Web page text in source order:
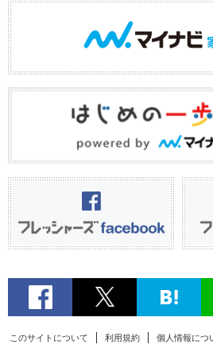
このサイトについて 利用規約 個人情報につ